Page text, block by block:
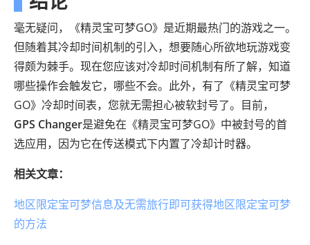
毫无疑问，《精灵宝可梦GO》是近期最热门的游戏之一。
但随着其冷却时间机制的引入，想要随心所欲地玩游戏变
得颇为棘手。现在您应该对冷却时间机制有所了解，知道
哪些操作会触发它，哪些不会。此外，有了《精灵宝可梦
GO》冷却时间表，您就无需担心被软封号了。目前，
GPS Changer是避免在《精灵宝可梦GO》中被封号的首
选应用，因为它在传送模式下内置了冷却计时器。
相关文章：
地区限定宝可梦信息及无需旅行即可获得地区限定宝可梦
的方法